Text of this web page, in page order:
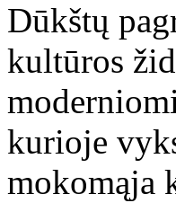
Dūkštų
kultūros
kurioje
mokomąja